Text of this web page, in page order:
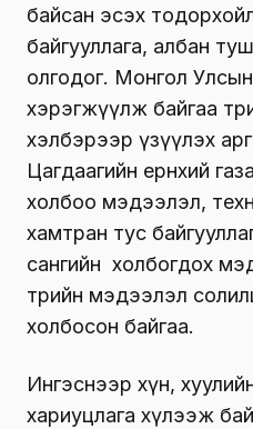
байсан эсэх
байгууллага, албан
олгодог. Монгол
хэрэгжүүлж байгаа
хэлбэрээр үзүүлэх
Цагдаагийн ерөнхий
холбоо мэдээлэл,
хамтран тус
сангийн холбогдох
төрийн мэдээлэл
холбосон байгаа.
Ингэснээр хүн,
хариуцлага хүлээж